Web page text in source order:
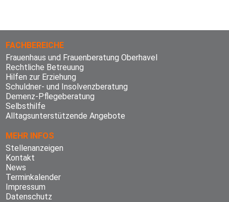
FACHBEREICHE
Frauenhaus und Frauenberatung Oberhavel
Rechtliche Betreuung
Hilfen zur Erziehung
Schuldner- und Insolvenzberatung
Demenz-Pflegeberatung
Selbsthilfe
Alltagsunterstützende Angebote
MEHR INFOS
Stellenanzeigen
Kontakt
News
Terminkalender
Impressum
Datenschutz